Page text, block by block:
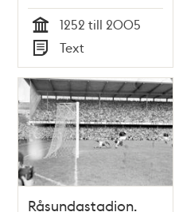
Tid
1252 till 2005
Typ
Text
Råsundastadion.